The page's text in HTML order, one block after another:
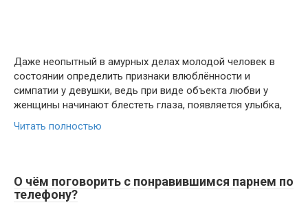
Даже неопытный в амурных делах молодой человек в
состоянии определить признаки влюблённости и
симпатии у девушки, ведь при виде объекта любви у
женщины начинают блестеть глаза, появляется улыбка,
Читать полностью
О чём поговорить с понравившимся парнем по
телефону?